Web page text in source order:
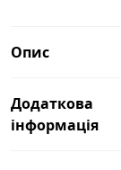
Опис
Додаткова
інформація